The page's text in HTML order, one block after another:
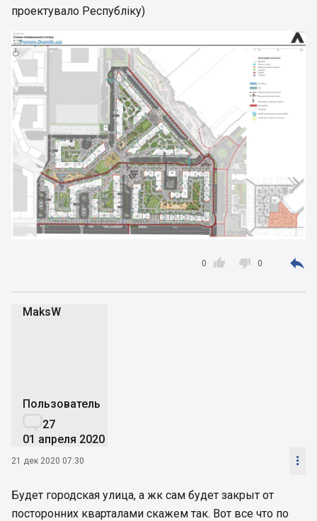
проектувало Республіку)

0  0 
MaksW
Пользователь
27
01 апреля 2020
21 дек 2020 07:30 
Будет городская улица, а жк сам будет закрыт от
посторонних кварталами скажем так. Вот все что по